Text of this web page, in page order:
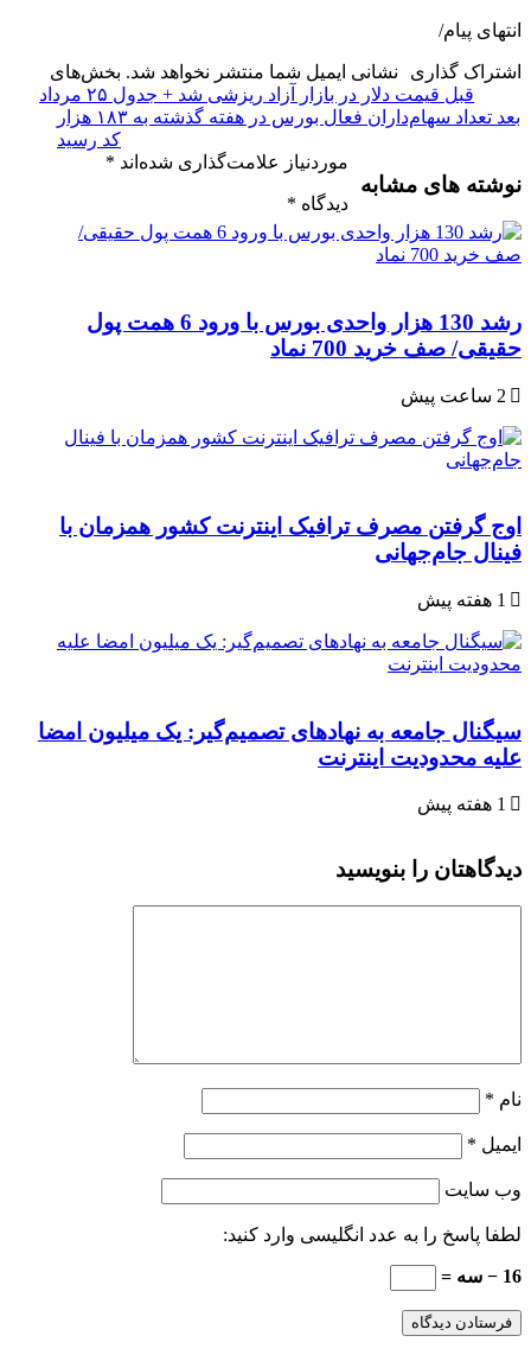
انتهای پیام/
اشتراک گذاری
قبل قیمت دلار در بازار آزاد ریزشی شد + جدول ۲۵ مرداد
بعد
تعداد سهام‌داران فعال بورس در هفته گذشته به ۱۸۳ هزار
کد رسید
نوشته های مشابه
رشد 130 هزار واحدی بورس با ورود 6 همت پول
حقیقی/ صف خرید 700 نماد
2 ساعت پیش
اوج گرفتن مصرف ترافیک اینترنت کشور همزمان با
فینال جام‌جهانی
1 هفته پیش
سیگنال جامعه به نهادهای تصمیم‌گیر: یک میلیون امضا
علیه محدودیت اینترنت
1 هفته پیش
دیدگاهتان را بنویسید
نشانی ایمیل شما منتشر نخواهد شد. بخش‌های
موردنیاز علامت‌گذاری شده‌اند *
دیدگاه *
نام *
ایمیل *
وب‌ سایت
لطفا پاسخ را به عدد انگلیسی وارد کنید:
16 − سه =